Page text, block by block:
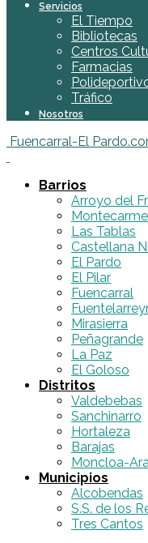
Servicios
El Tiempo
Bibliotecas
Centros
Farmacias
Tráfico
Nosotros
Fuencarral-El
Barrios
Arroyo del
Las Tablas
Castellana
El Pardo
El Pilar
Fuencarral
Mirasierra
Peñagrande
La Paz
El Goloso
Distritos
Valdebebas
Sanchinarro
Hortaleza
Barajas
Moncloa-
Municipios
Alcobendas
S.S. de los
Tres Cantos